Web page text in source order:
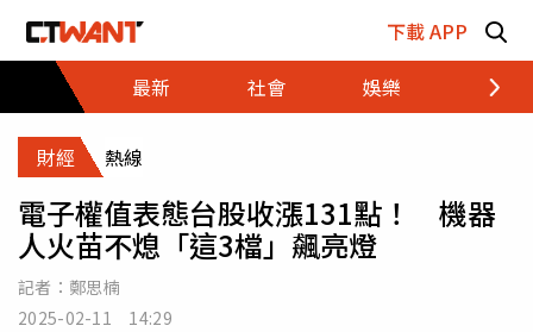
下載 APP
最新
社會 娛樂 財經
財經 熱線
電子權值表態台股收漲131點！ 機器
人火苗不熄「這3檔」飆亮燈
記者： 鄭思楠
2025-02-11 14:29